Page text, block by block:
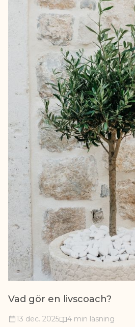
Vad gör en livscoach?
13 dec. 2025 4 min läsning